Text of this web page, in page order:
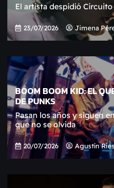
El artista despidió Circuito
23/07/2026 Jimena
BOOM BOOM KID: EL
DE PUNKS
Pasan los años y siguen
que no se olvida
20/07/2026 Agustín